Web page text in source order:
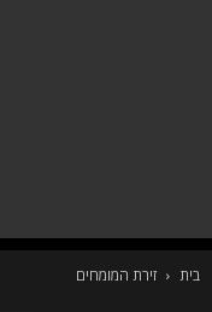
בית זירת המומחים